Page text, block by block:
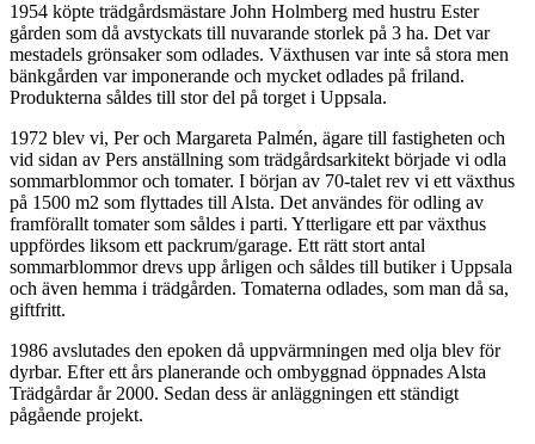
1954 köpte trädgårdsmästare John Holmberg med hustru Ester
gården som då avstyckats till nuvarande storlek på 3 ha. Det var
mestadels grönsaker som odlades. Växthusen var inte så stora men
bänkgården var imponerande och mycket odlades på friland.
Produkterna såldes till stor del på torget i Uppsala.
1972 blev vi, Per och Margareta Palmén, ägare till fastigheten och
vid sidan av Pers anställning som trädgårdsarkitekt började vi odla
sommarblommor och tomater. I början av 70-talet rev vi ett växthus
på 1500 m2 som flyttades till Alsta. Det användes för odling av
framförallt tomater som såldes i parti. Ytterligare ett par växthus
uppfördes liksom ett packrum/garage. Ett rätt stort antal
sommarblommor drevs upp årligen och såldes till butiker i Uppsala
och även hemma i trädgården. Tomaterna odlades, som man då sa,
giftfritt.
1986 avslutades den epoken då uppvärmningen med olja blev för
dyrbar. Efter ett års planerande och ombyggnad öppnades Alsta
Trädgårdar år 2000. Sedan dess är anläggningen ett ständigt
pågående projekt.